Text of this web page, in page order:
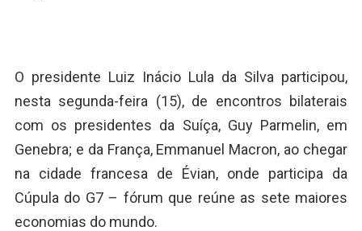
O presidente Luiz Inácio Lula da Silva participou,
nesta segunda-feira (15), de encontros bilaterais
com os presidentes da Suíça, Guy Parmelin, em
Genebra; e da França, Emmanuel Macron, ao chegar
na cidade francesa de Évian, onde participa da
Cúpula do G7 – fórum que reúne as sete maiores
economias do mundo.